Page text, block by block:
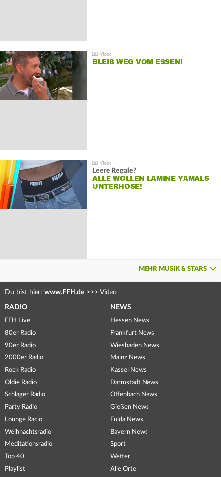
BLEIB WEG VOM ESSEN!
Leere Regale?
ALLE WOLLEN LAMINE YAMALS
UNTERHOSE!
MEHR MUSIK & STARS
Du bist hier: www.FFH.de >>> Video
RADIO
FFH Live
80er Radio
90er Radio
2000er Radio
Rock Radio
Oldie Radio
Schlager Radio
Party Radio
Lounge Radio
Weihnachtsradio
Meditationsradio
Top 40
Playlist
NEWS
Hessen News
Frankfurt News
Wiesbaden News
Mainz News
Kassel News
Darmstadt News
Offenbach News
Gießen News
Fulda News
Bayern News
Sport
Wetter
Alle Orte